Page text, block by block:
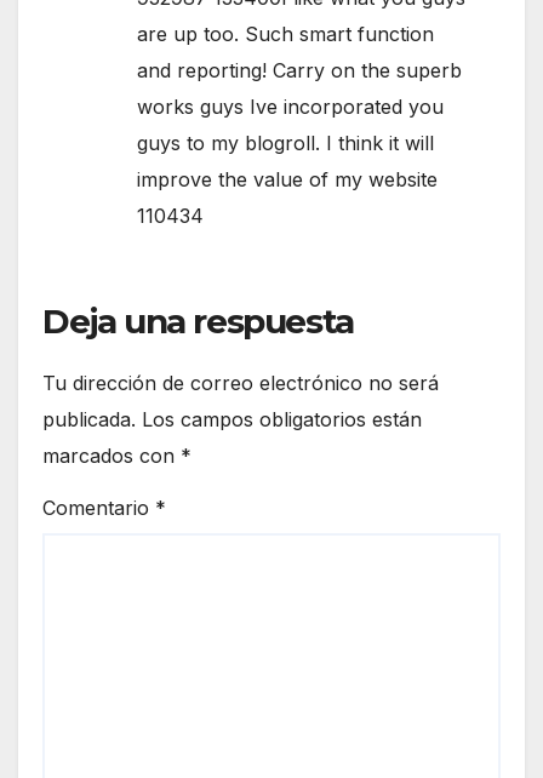
are up too. Such smart function
and reporting! Carry on the superb
works guys Ive incorporated you
guys to my blogroll. I think it will
improve the value of my website
110434
Deja una respuesta
Tu dirección de correo electrónico no será
publicada. Los campos obligatorios están
marcados con *
Comentario *